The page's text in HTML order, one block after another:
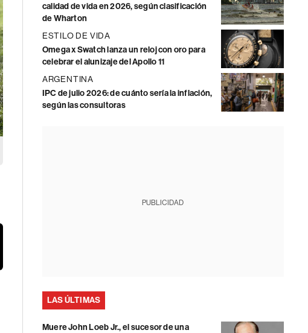
calidad de vida en 2026, según clasificación
de Wharton
ESTILO DE VIDA
Omega x Swatch lanza un reloj con oro para
celebrar el alunizaje del Apollo 11
ARGENTINA
IPC de julio 2026: de cuánto sería la inflación,
según las consultoras
PUBLICIDAD
LAS ÚLTIMAS
Muere John Loeb Jr., el sucesor de una